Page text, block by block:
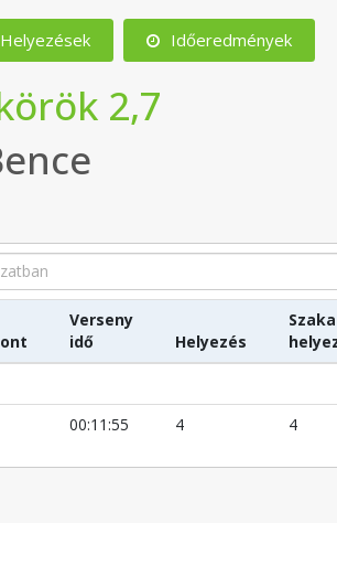
Helyezések Időeredmények
2,7
Verseny
idő
Helyezés
00:11:55 4 4